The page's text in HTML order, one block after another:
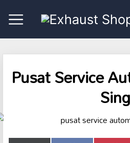
Pusat Service
Sing